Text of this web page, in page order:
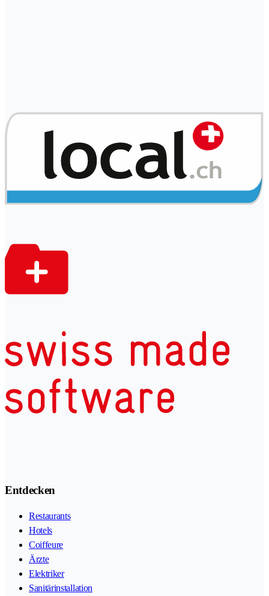
Entdecken
Restaurants
Hotels
Coiffeure
Ärzte
Elektriker
Sanitärinstallation